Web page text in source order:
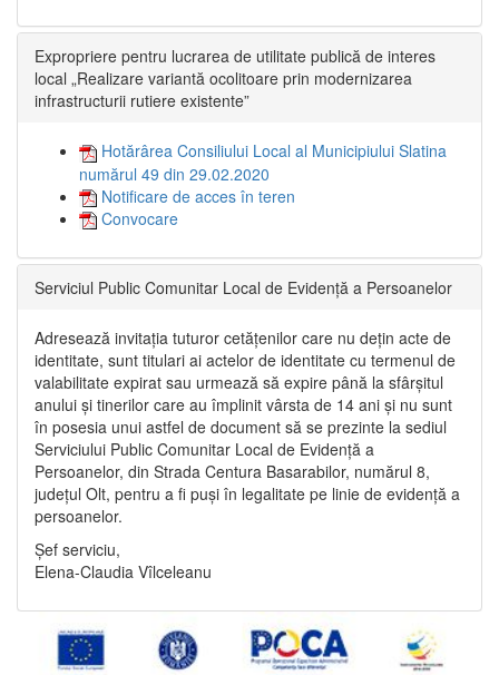
Expropriere pentru lucrarea de utilitate publică de interes
local „Realizare variantă ocolitoare prin modernizarea
infrastructurii rutiere existente”
Hotărârea Consiliului Local al Municipiului Slatina
numărul 49 din 29.02.2020
Notificare de acces în teren
Convocare
Serviciul Public Comunitar Local de Evidență a Persoanelor
Adresează invitația tuturor cetățenilor care nu dețin acte de
identitate, sunt titulari ai actelor de identitate cu termenul de
valabilitate expirat sau urmează să expire până la sfârșitul
anului și tinerilor care au împlinit vârsta de 14 ani și nu sunt
în posesia unui astfel de document să se prezinte la sediul
Serviciului Public Comunitar Local de Evidență a
Persoanelor, din Strada Centura Basarabilor, numărul 8,
județul Olt, pentru a fi puși în legalitate pe linie de evidență a
persoanelor.
Șef serviciu,
Elena-Claudia Vîlceleanu